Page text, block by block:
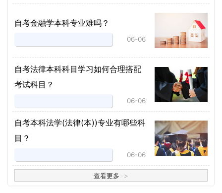
自考金融学本科专业难吗？
06-06
自考法律本科科目学习如何合理搭配
考试科目？
06-06
​自考本科法学(法律(本))专业有哪些科
目？
06-06
查看更多 >